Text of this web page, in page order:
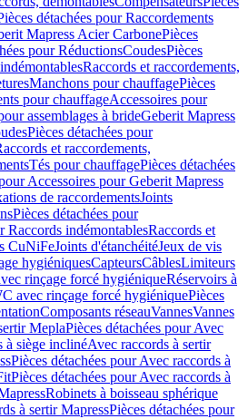
détachées pour Raccordements
Mapress Acier CarbonePièces
pour RéductionsCoudesPièces
Raccords et raccordements,
Manchons pour chauffagePièces
pour chauffageAccessoires pour
assemblages à brideGeberit Mapress
Pièces détachées pour
et raccordements,
Tés pour chauffagePièces détachées
Accessoires pour Geberit Mapress
de raccordementsJoints
Pièces détachées pour
Raccords indémontablesRaccords et
CuNiFeJoints d'étanchéitéJeux de vis
hygiéniquesCapteursCâblesLimiteurs
rinçage forcé hygiéniqueRéservoirs à
avec rinçage forcé hygiéniquePièces
Composants réseauVannesVannes
MeplaPièces détachées pour Avec
à siège inclinéAvec raccords à sertir
Pièces détachées pour Avec raccords à
Pièces détachées pour Avec raccords à
Robinets à boisseau sphérique
à sertir MapressPièces détachées pour